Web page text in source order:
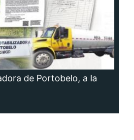
de Portobelo, a la